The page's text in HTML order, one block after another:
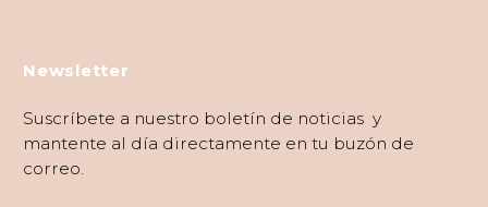
Newsletter
Suscríbete a nuestro boletín de noticias y
mantente al día directamente en tu buzón de
correo.